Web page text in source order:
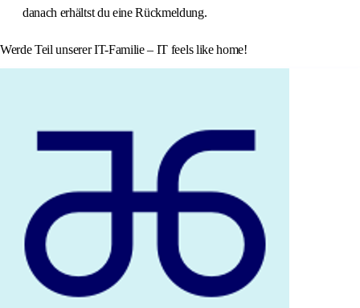
danach erhältst du eine Rückmeldung.
Werde Teil unserer IT-Familie – IT feels like home!